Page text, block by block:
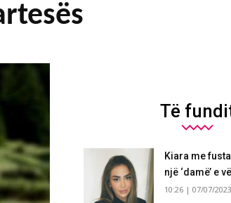
Të
Kiara me
një ‘damë’ e
10:26 | 07/07/2023